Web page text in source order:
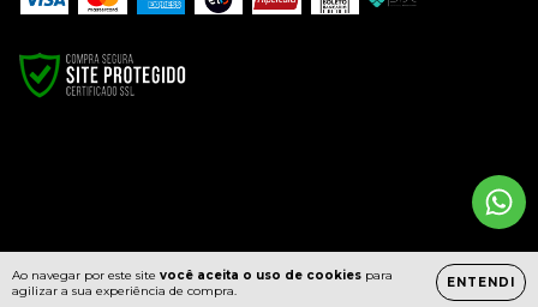
Ao navegar por este site você aceita o uso de cookies para
agilizar a sua experiência de compra.
ENTENDI